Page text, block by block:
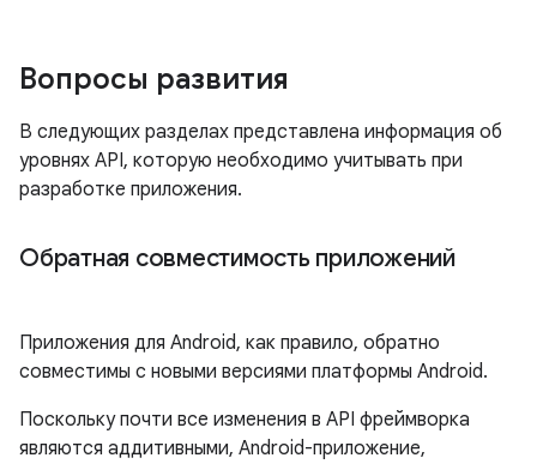
Вопросы развития
В следующих разделах представлена ​​информация об
уровнях API, которую необходимо учитывать при
разработке приложения.
Обратная совместимость приложений
Приложения для Android, как правило, обратно
совместимы с новыми версиями платформы Android.
Поскольку почти все изменения в API фреймворка
являются аддитивными, Android-приложение,